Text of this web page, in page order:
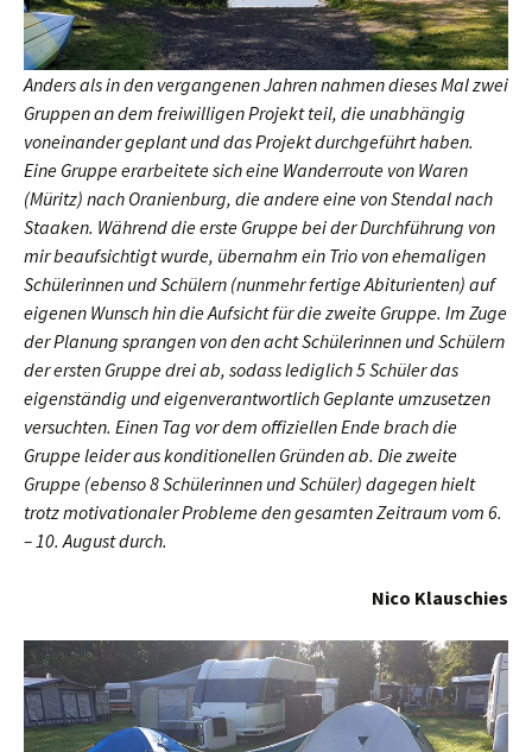
Anders als in den vergangenen Jahren nahmen dieses Mal zwei
Gruppen an dem freiwilligen Projekt teil, die unabhängig
voneinander geplant und das Projekt durchgeführt haben.
Eine Gruppe erarbeitete sich eine Wanderroute von Waren
(Müritz) nach Oranienburg, die andere eine von Stendal nach
Staaken. Während die erste Gruppe bei der Durchführung von
mir beaufsichtigt wurde, übernahm ein Trio von ehemaligen
Schülerinnen und Schülern (nunmehr fertige Abiturienten) auf
eigenen Wunsch hin die Aufsicht für die zweite Gruppe. Im Zuge
der Planung sprangen von den acht Schülerinnen und Schülern
der ersten Gruppe drei ab, sodass lediglich 5 Schüler das
eigenständig und eigenverantwortlich Geplante umzusetzen
versuchten. Einen Tag vor dem offiziellen Ende brach die
Gruppe leider aus konditionellen Gründen ab. Die zweite
Gruppe (ebenso 8 Schülerinnen und Schüler) dagegen hielt
trotz motivationaler Probleme den gesamten Zeitraum vom 6.
– 10. August durch.
Nico Klauschies